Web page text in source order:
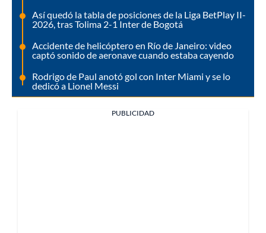
Así quedó la tabla de posiciones de la Liga BetPlay II-
2026, tras Tolima 2-1 Inter de Bogotá
Accidente de helicóptero en Río de Janeiro: video
captó sonido de aeronave cuando estaba cayendo
Rodrigo de Paul anotó gol con Inter Miami y se lo
dedicó a Lionel Messi
PUBLICIDAD